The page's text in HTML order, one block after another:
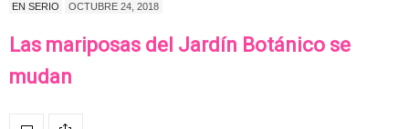
EN SERIO OCTUBRE 24, 2018
Las mariposas del Jardín Botánico se
mudan